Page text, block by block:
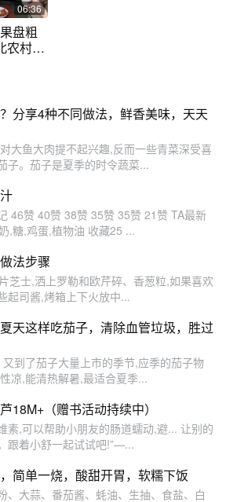
06:36
盘粗
农村生
解东
分享4种不同做法，鲜香美味，天天
大鱼大肉提不起兴趣,反而一些青菜深受喜
子。茄子是夏季的时令蔬菜...
46赞 40赞 38赞 35赞 35赞 21赞 TA最新
,糖,鸡蛋,植物油 收藏25 ...
法步骤
芝士,洒上罗勒和欧芹碎、香葱粒,如果喜欢
起司酱,烤箱上下火放中...
天这样吃茄子，清除血管垃圾，胜过
到了茄子大量上市的季节,应季的茄子物
凉,能清热解暑,最适合夏季...
18M+（赠书活动持续中）
素,可以帮助小朋友的肠道蠕动,避... 让别的
跟着小舒一起试试吧!”—...
简单一烧，酸甜开胃，软糯下饭
、大蒜、番茄酱、蚝油、生抽、食盐、白